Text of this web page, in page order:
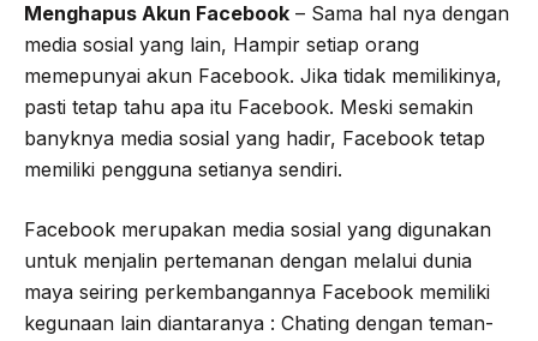
Menghapus Akun Facebook – Sama hal nya dengan
media sosial yang lain, Hampir setiap orang
memepunyai akun Facebook. Jika tidak memilikinya,
pasti tetap tahu apa itu Facebook. Meski semakin
banyknya media sosial yang hadir, Facebook tetap
memiliki pengguna setianya sendiri.
Facebook merupakan media sosial yang digunakan
untuk menjalin pertemanan dengan melalui dunia
maya seiring perkembangannya Facebook memiliki
kegunaan lain diantaranya : Chating dengan teman-